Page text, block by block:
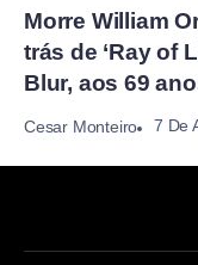
Morre William
trás de ‘Ray of
Blur, aos 69
Cesar Monteiro 7 De